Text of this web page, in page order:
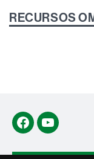
RECURSOS
FacebookYouTube